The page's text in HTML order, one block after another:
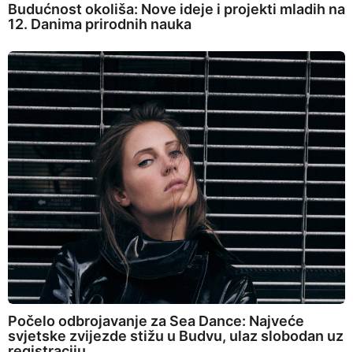
Budućnost okoliša: Nove ideje i projekti mladih na
12. Danima prirodnih nauka
Počelo odbrojavanje za Sea Dance: Najveće
svjetske zvijezde stižu u Budvu, ulaz slobodan uz